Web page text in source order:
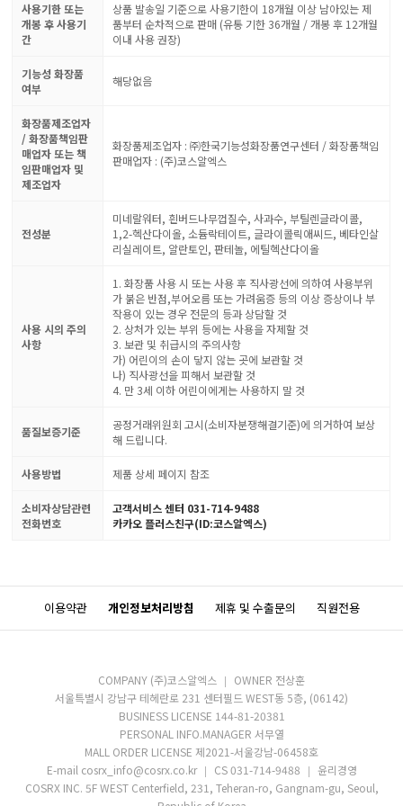
사용기한 또는
개봉 후 사용기
간
상품 발송일 기준으로 사용기한이 18개월 이상 남아있는 제
품부터 순차적으로 판매 (유통 기한 36개월 / 개봉 후 12개월
이내 사용 권장)
기능성 화장품
여부
해당없음
화장품제조업자
/ 화장품책임판
매업자 또는 책
임판매업자 및
제조업자
화장품제조업자 : ㈜한국기능성화장품연구센터 / 화장품책임
판매업자 : (주)코스알엑스
전성분
미네랄워터, 흰버드나무껍질수, 사과수, 부틸렌글라이콜,
1,2-헥산다이올, 소듐락테이트, 글라이콜릭애씨드, 베타인살
리실레이트, 알란토인, 판테놀, 에틸헥산다이올
사용 시의 주의
사항
1. 화장품 사용 시 또는 사용 후 직사광선에 의하여 사용부위
가 붉은 반점,부어오름 또는 가려움증 등의 이상 증상이나 부
작용이 있는 경우 전문의 등과 상담할 것
2. 상처가 있는 부위 등에는 사용을 자제할 것
3. 보관 및 취급시의 주의사항
가) 어린이의 손이 닿지 않는 곳에 보관할 것
나) 직사광선을 피해서 보관할 것
4. 만 3세 이하 어린이에게는 사용하지 말 것
품질보증기준
공정거래위원회 고시(소비자분쟁해결기준)에 의거하여 보상
해 드립니다.
사용방법 제품 상세 페이지 참조
소비자상담관련
전화번호
고객서비스 센터 031-714-9488
카카오 플러스친구(ID:코스알엑스)
이용약관 개인정보처리방침 제휴 및 수출문의 직원전용
COMPANY (주)코스알엑스
OWNER 전상훈
서울특별시 강남구 테헤란로 231 센터필드 WEST동 5층, (06142)
BUSINESS LICENSE 144-81-20381
PERSONAL INFO.MANAGER 서무열
MALL ORDER LICENSE 제2021-서울강남-06458호
E-mail cosrx_info@cosrx.co.kr
CS 031-714-9488
윤리경영
COSRX INC. 5F WEST Centerfield, 231, Teheran-ro, Gangnam-gu, Seoul,